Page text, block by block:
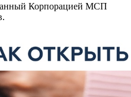
Корпорацией МСП